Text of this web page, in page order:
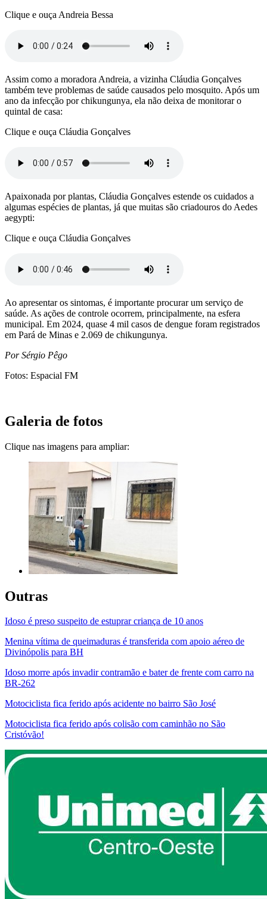
Clique e ouça Andreia Bessa
Assim como a moradora Andreia, a vizinha Cláudia Gonçalves
também teve problemas de saúde causados pelo mosquito. Após um
ano da infecção por chikungunya, ela não deixa de monitorar o
quintal de casa:
Clique e ouça Cláudia Gonçalves
Apaixonada por plantas, Cláudia Gonçalves estende os cuidados a
algumas espécies de plantas, já que muitas são criadouros do Aedes
aegypti:
Clique e ouça Cláudia Gonçalves
Ao apresentar os sintomas, é importante procurar um serviço de
saúde. As ações de controle ocorrem, principalmente, na esfera
municipal. Em 2024, quase 4 mil casos de dengue foram registrados
em Pará de Minas e 2.069 de chikungunya.
Por Sérgio Pêgo
Fotos: Espacial FM
Galeria de fotos
Clique nas imagens para ampliar:
Outras
Idoso é preso suspeito de estuprar criança de 10 anos
Menina vítima de queimaduras é transferida com apoio aéreo de
Divinópolis para BH
Idoso morre após invadir contramão e bater de frente com carro na
BR-262
Motociclista fica ferido após acidente no bairro São José
Motociclista fica ferido após colisão com caminhão no São
Cristóvão!